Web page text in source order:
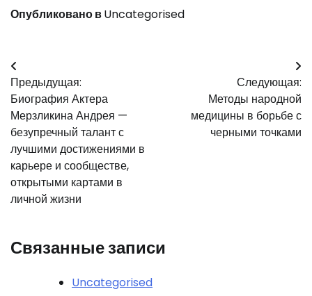
Опубликовано вUncategorised
Навигация
по
записям
Предыдущая:
Биография Актера
Мерзликина Андрея —
безупречный талант с
лучшими достижениями в
карьере и сообществе,
открытыми картами в
личной жизни
Следующая:
Методы народной
медицины в борьбе с
черными точками
Связанные записи
Uncategorised